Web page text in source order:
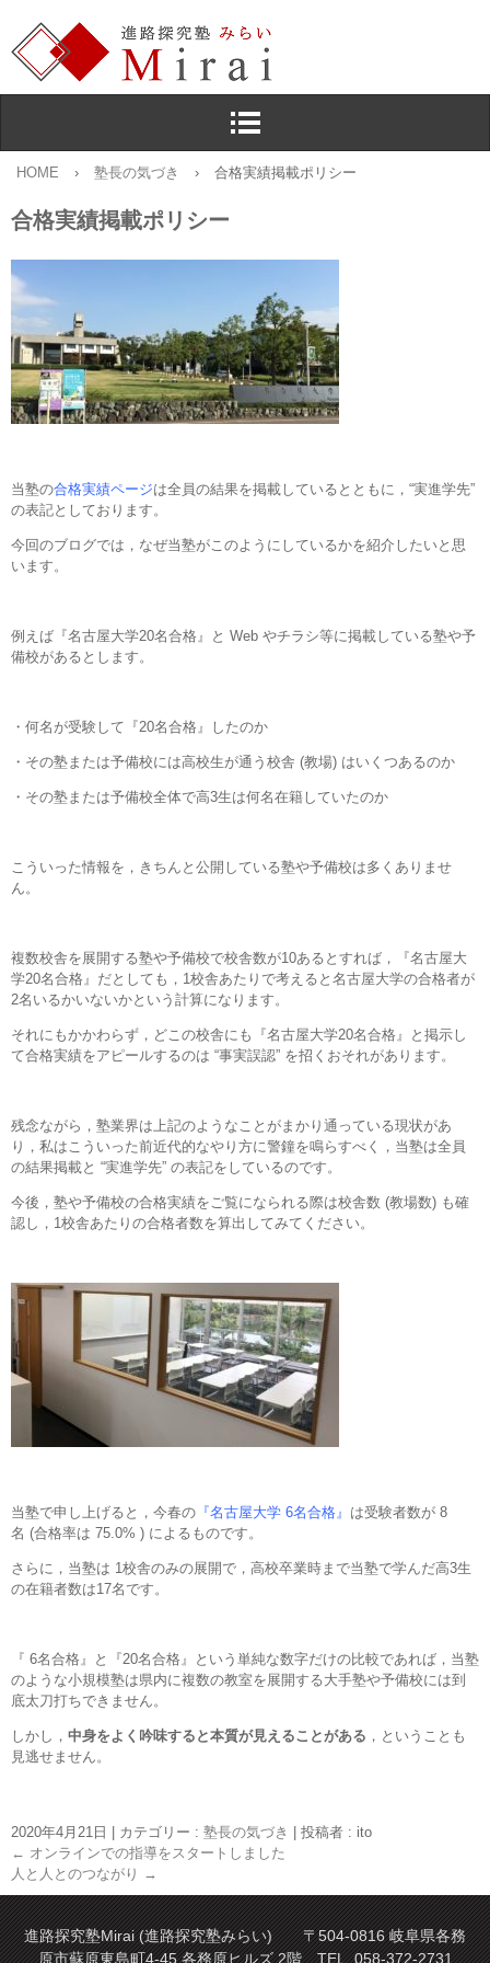
HOME › 塾長の気づき › 合格実績掲載ポリシー
合格実績掲載ポリシー
当塾の合格実績ページは全員の結果を掲載しているとともに，“実進学先”
の表記としております。
今回のブログでは，なぜ当塾がこのようにしているかを紹介したいと思
います。
例えば『名古屋大学20名合格』と Web やチラシ等に掲載している塾や予
備校があるとします。
・何名が受験して『20名合格』したのか
・その塾または予備校には高校生が通う校舎 (教場) はいくつあるのか
・その塾または予備校全体で高3生は何名在籍していたのか
こういった情報を，きちんと公開している塾や予備校は多くありませ
ん。
複数校舎を展開する塾や予備校で校舎数が10あるとすれば，『名古屋大
学20名合格』だとしても，1校舎あたりで考えると名古屋大学の合格者が
2名いるかいないかという計算になります。
それにもかかわらず，どこの校舎にも『名古屋大学20名合格』と掲示し
て合格実績をアピールするのは “事実誤認” を招くおそれがあります。
残念ながら，塾業界は上記のようなことがまかり通っている現状があ
り，私はこういった前近代的なやり方に警鐘を鳴らすべく，当塾は全員
の結果掲載と “実進学先” の表記をしているのです。
今後，塾や予備校の合格実績をご覧になられる際は校舎数 (教場数) も確
認し，1校舎あたりの合格者数を算出してみてください。
当塾で申し上げると，今春の 『名古屋大学 6名合格』 は受験者数が 8
名 (合格率は 75.0% ) によるものです。
さらに，当塾は 1校舎のみの展開で，高校卒業時まで当塾で学んだ高3生
の在籍者数は17名です。
『 6名合格』と『20名合格』という単純な数字だけの比較であれば，当塾
のような小規模塾は県内に複数の教室を展開する大手塾や予備校には到
底太刀打ちできません。
しかし， 中身をよく吟味すると本質が見えることがある ，ということも
見逃せません。
2020年4月21日 カテゴリー : 塾長の気づき
投稿者 : ito
← オンラインでの指導をスタートしました
人と人とのつながり →
進路探究塾Mirai (進路探究塾みらい) 〒504-0816 岐阜県各務
原市蘇原東島町4-45 各務原ヒルズ 2階 TEL. 058-372-2731